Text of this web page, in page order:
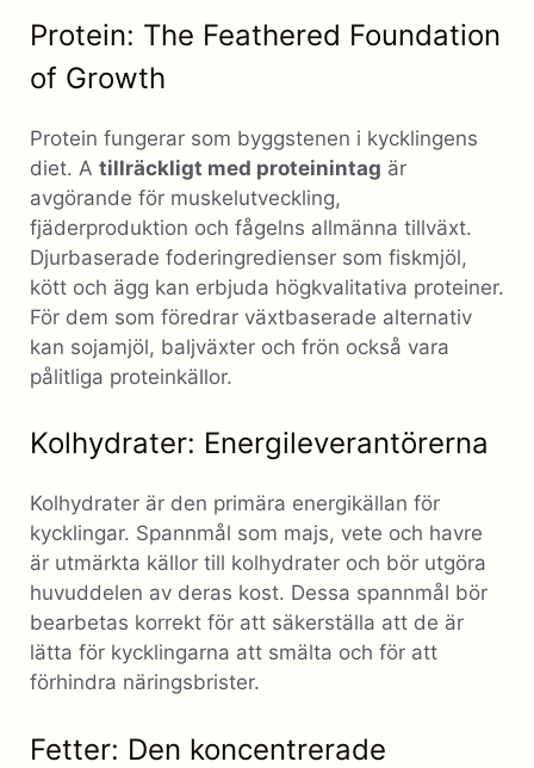
Protein: The Feathered Foundation
of Growth
Protein fungerar som byggstenen i kycklingens
diet. A tillräckligt med proteinintag är
avgörande för muskelutveckling,
fjäderproduktion och fågelns allmänna tillväxt.
Djurbaserade foderingredienser som fiskmjöl,
kött och ägg kan erbjuda högkvalitativa proteiner.
För dem som föredrar växtbaserade alternativ
kan sojamjöl, baljväxter och frön också vara
pålitliga proteinkällor.
Kolhydrater: Energileverantörerna
Kolhydrater är den primära energikällan för
kycklingar. Spannmål som majs, vete och havre
är utmärkta källor till kolhydrater och bör utgöra
huvuddelen av deras kost. Dessa spannmål bör
bearbetas korrekt för att säkerställa att de är
lätta för kycklingarna att smälta och för att
förhindra näringsbrister.
Fetter: Den koncentrerade